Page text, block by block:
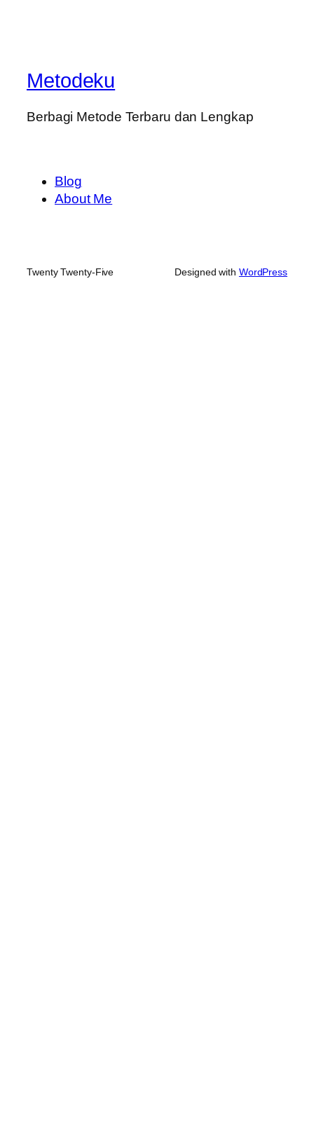
Metodeku
Berbagi Metode Terbaru dan Lengkap
Blog
About Me
Twenty Twenty-Five Designed with WordPress